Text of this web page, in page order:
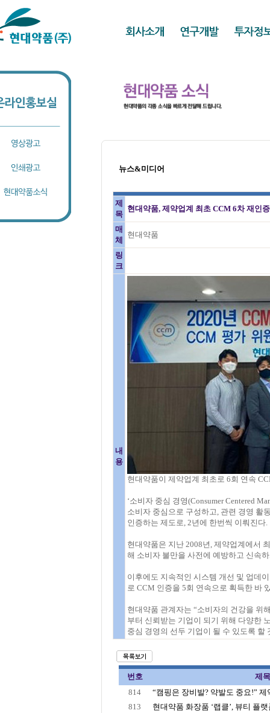
뉴스&미디어
제
목
현대약품, 제약업계 최초 CCM 6차 재인
매
체
현대약품
링
크
내
용
현대약품이 제약업계 최초로 6회 연속
‘소비자 중심 경영(Consumer Centered
소비자 중심으로 구성하고, 관련 경영 활
인증하는 제도로, 2년에 한번씩 이뤄진다.
현대약품은 지난 2008년, 제약업계에서
해 소비자 불만을 사전에 예방하고 신속
이후에도 지속적인 시스템 개선 및 업데
로 CCM 인증을 5회 연속으로 획득한 바
현대약품 관계자는 “소비자의 건강을 위
부터 신뢰받는 기업이 되기 위해 다양한
중심 경영의 선두 기업이 될 수 있도록 할
번호
제목
814
“캠핑은 장비발? 약발도 중요!” 제
813
현대약품 화장품 ‘랩클’, 뷰티 플랫